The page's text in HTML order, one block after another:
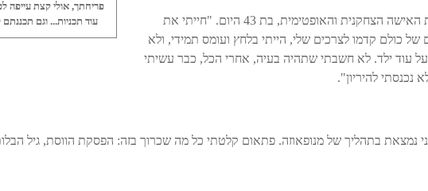
פריחתך, אולי קצת עייפה
עוד תכניות... וגם תכננתם
"זה היה לפני כעשר שנים, וכבר היו לי שני בנים", מספרת האישה הצחקנית והאופטימית, בת 43 היום. "חייתי את
כולם קדמו לצרכים שלי, הייתי בלחץ ועומס תמידי, ולא
עוד ילד. לא חשבתי שתהיה בעיה, אחרי הכל, כבר עשיתי
נכנסתי להיריון".
נמצאת בתהליך של מנופאוזה. פתאום קלטתי כל מה שכרוך בזה: הפסקת הווסת, גיל